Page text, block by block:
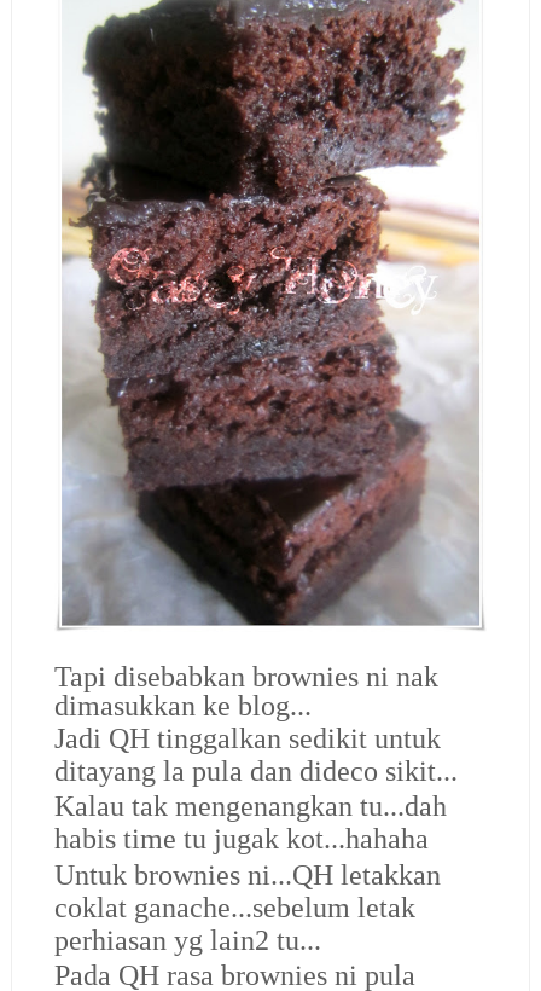
Tapi disebabkan brownies ni nak
dimasukkan ke blog...
Jadi QH tinggalkan sedikit untuk
ditayang la pula dan dideco sikit...
Kalau tak mengenangkan tu...dah
habis time tu jugak kot...hahaha
Untuk brownies ni...QH letakkan
coklat ganache...sebelum letak
perhiasan yg lain2 tu...
Pada QH rasa brownies ni pula